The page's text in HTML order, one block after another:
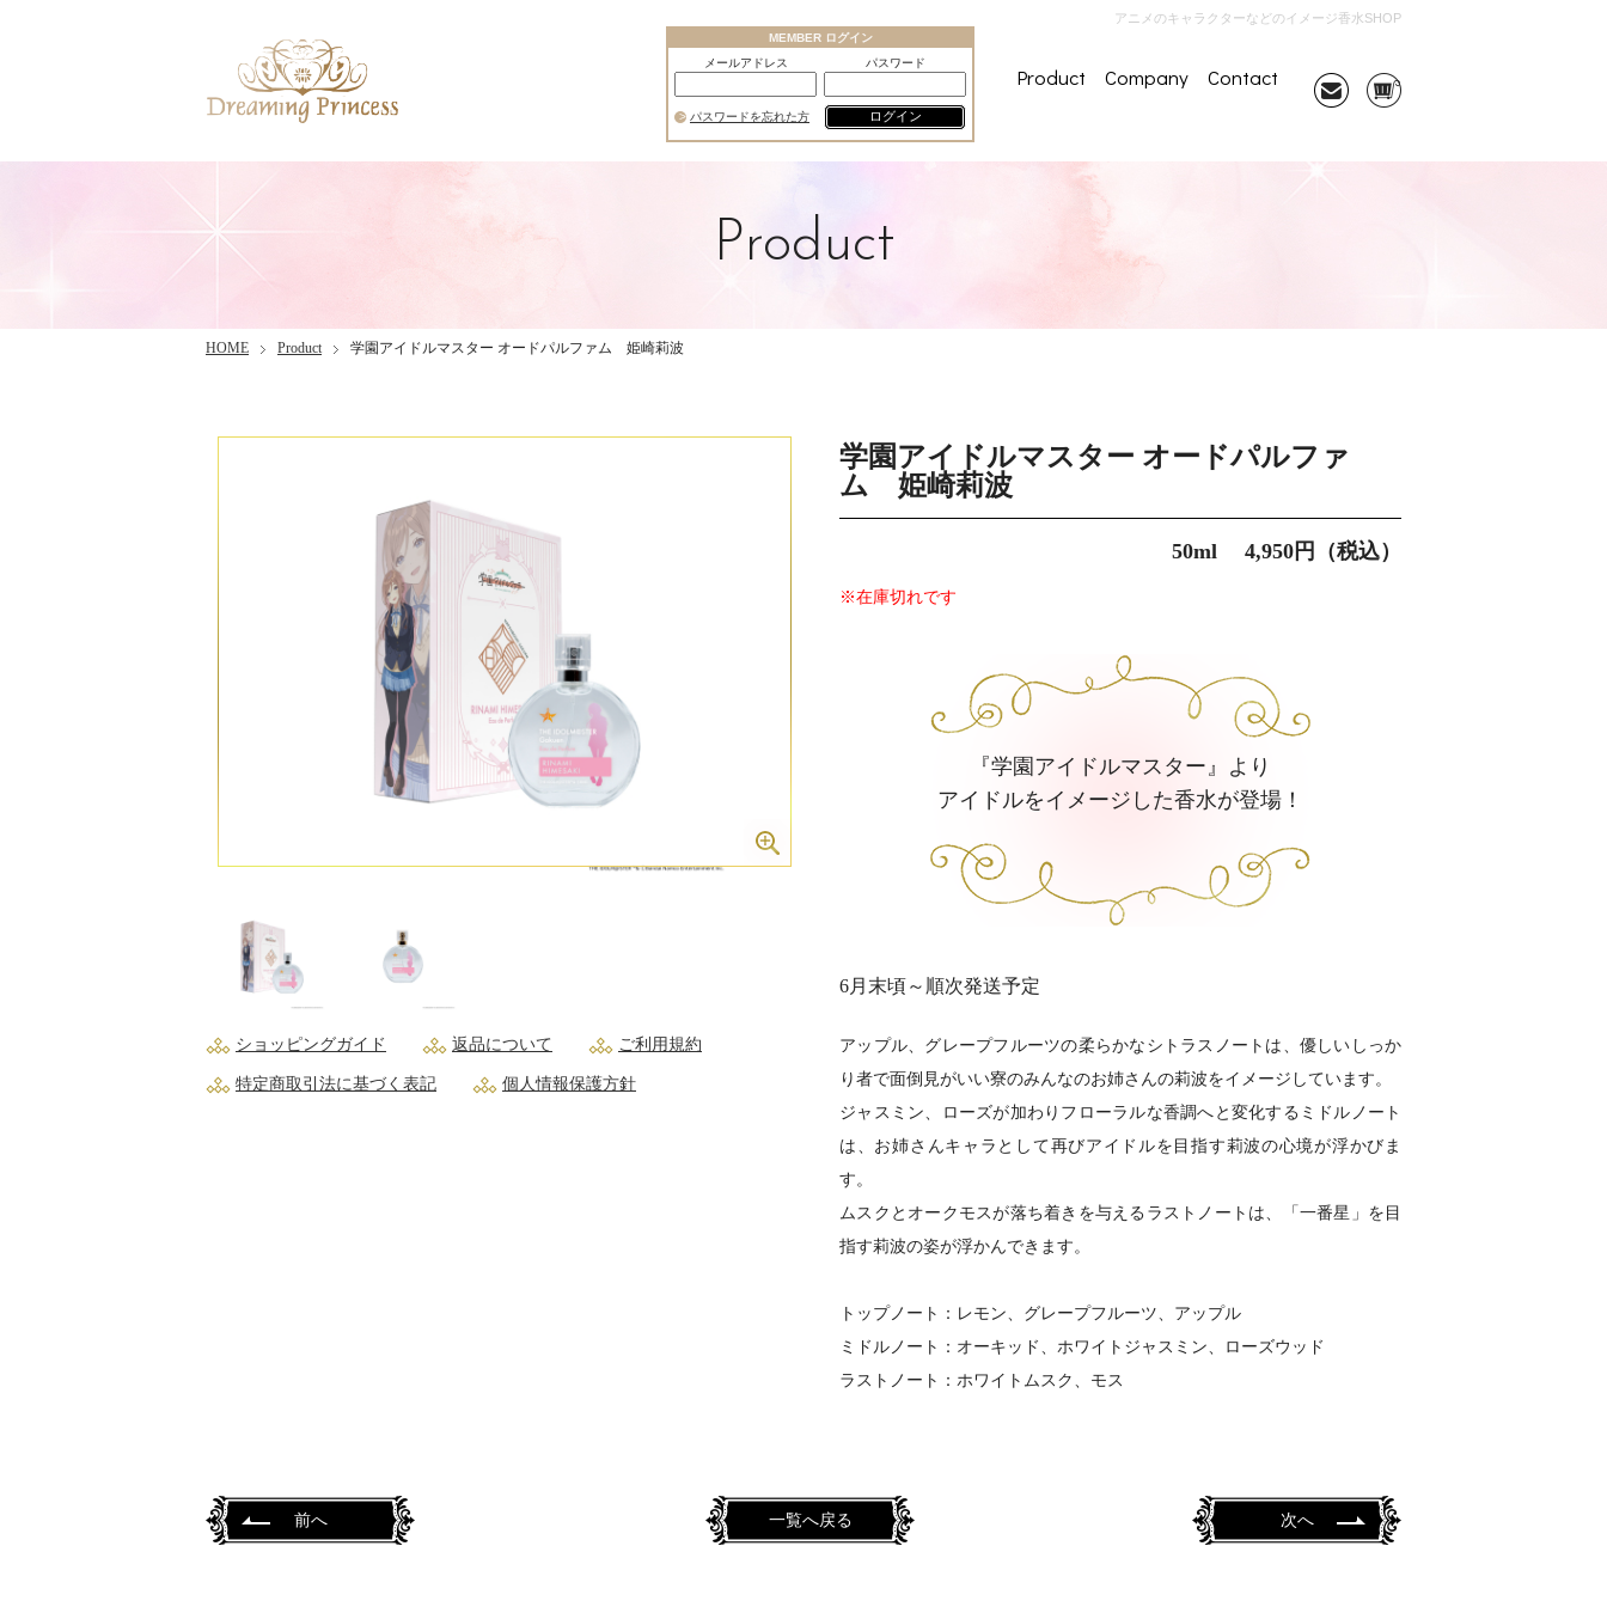
アニメのキャラクターなどのイメージ香水SHOP
Product Company Contact
MEMBER ログイン
メールアドレス
パスワード
パスワードを忘れた方 ログイン
Product
HOME Product 学園アイドルマスター オードパルファム 姫崎莉波
ショッピングガイド 返品について ご利用規約
特定商取引法に基づく表記 個人情報保護方針
学園アイドルマスター オードパルファ
ム 姫崎莉波
50ml 4,950円（税込）
※在庫切れです
『学園アイドルマスター』より
アイドルをイメージした香水が登場！
6月末頃～順次発送予定
アップル、グレープフルーツの柔らかなシトラスノートは、優しいしっか
り者で面倒見がいい寮のみんなのお姉さんの莉波をイメージしています。
ジャスミン、ローズが加わりフローラルな香調へと変化するミドルノート
は、お姉さんキャラとして再びアイドルを目指す莉波の心境が浮かびま
す。
ムスクとオークモスが落ち着きを与えるラストノートは、「一番星」を目
指す莉波の姿が浮かんできます。
トップノート：レモン、グレープフルーツ、アップル
ミドルノート：オーキッド、ホワイトジャスミン、ローズウッド
ラストノート：ホワイトムスク、モス
前へ 一覧へ戻る 次へ